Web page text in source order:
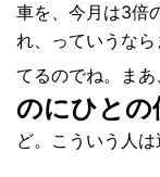
車を、今月は3倍
れ、っていうな
てるのでね。ま
のにひとの
ど。こういう人は